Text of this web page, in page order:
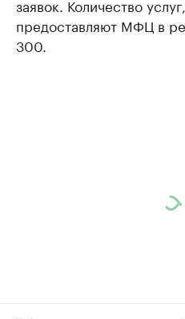
заявок. Количество
предоставляют МФЦ в
300.